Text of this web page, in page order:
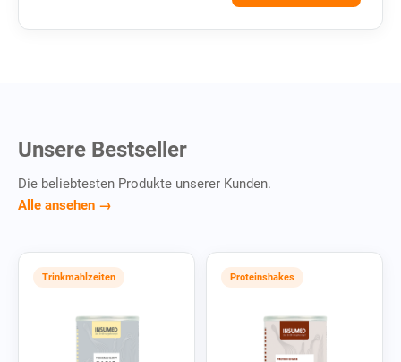
Unsere Bestseller
Die beliebtesten Produkte unserer Kunden.
Alle ansehen →
Trinkmahlzeiten Proteinshakes